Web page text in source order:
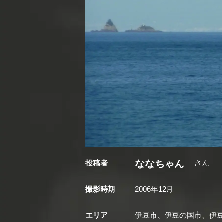
投稿者 ななちゃん さん
撮影時期 2006年12月
エリア 伊豆市、伊豆の国市、伊